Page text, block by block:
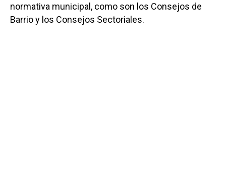
normativa municipal, como son los Consejos de
Barrio y los Consejos Sectoriales.